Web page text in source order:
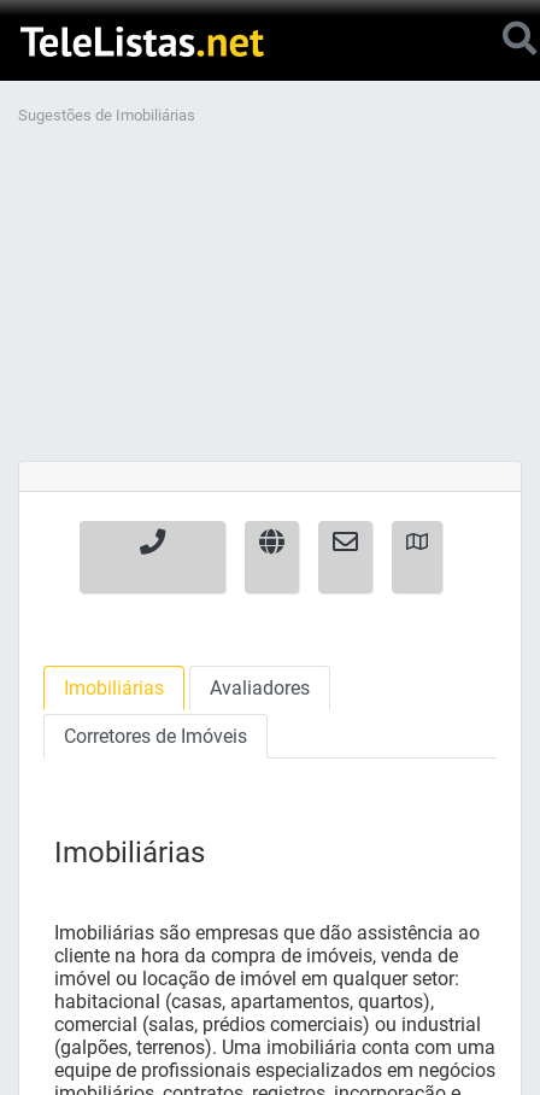
Sugestões de Imobiliárias
Imobiliárias Avaliadores
Corretores de Imóveis
Imobiliárias
Imobiliárias são empresas que dão assistência ao
cliente na hora da compra de imóveis, venda de
imóvel ou locação de imóvel em qualquer setor:
habitacional (casas, apartamentos, quartos),
comercial (salas, prédios comerciais) ou industrial
(galpões, terrenos). Uma imobiliária conta com uma
equipe de profissionais especializados em negócios